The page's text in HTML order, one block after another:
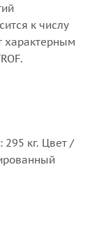
к числу
характерным
кг. Цвет /